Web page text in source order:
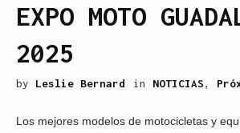
EXPO MOTO
2025
by Leslie Bernard in NOTICIAS,
Los mejores modelos de motocicletas y